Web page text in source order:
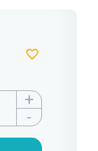
+
-